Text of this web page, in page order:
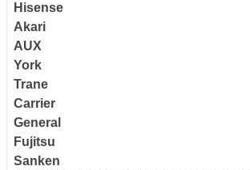
Hisense
Akari
AUX
York
Trane
Carrier
General
Fujitsu
Sanken